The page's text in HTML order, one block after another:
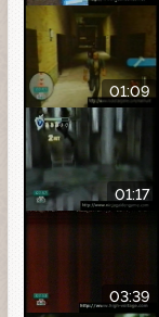
01:09
01:17
03:39